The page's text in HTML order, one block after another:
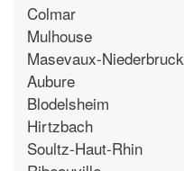
Colmar
Mulhouse
Masevaux-Niederbruck
Aubure
Blodelsheim
Hirtzbach
Soultz-Haut-Rhin